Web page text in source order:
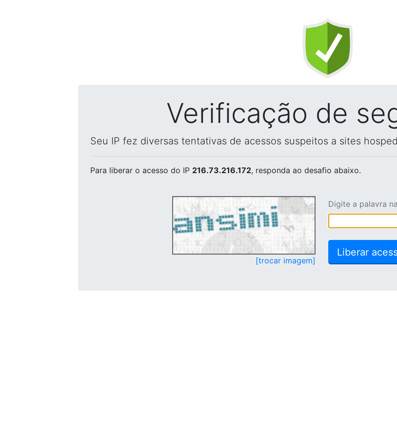
Verificação de
Seu IP fez diversas tentativas de acessos suspeitos a sites
Para liberar o acesso do IP 216.73.216.172, responda ao desafio abaixo.
[trocar imagem]
Digite a palavra